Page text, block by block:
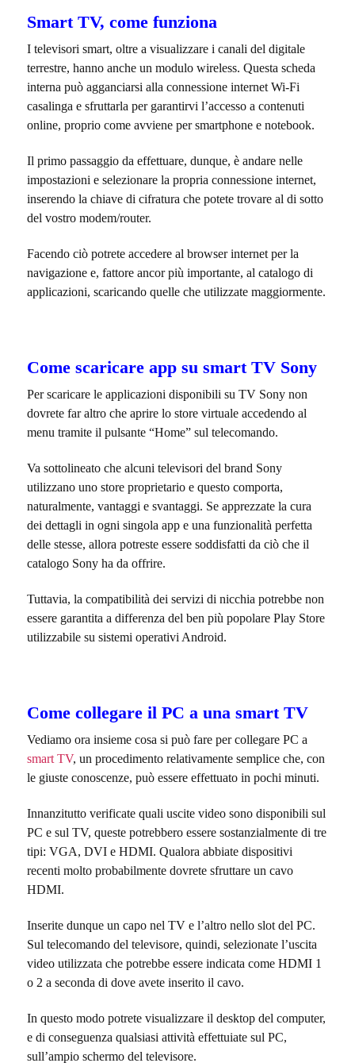
Smart TV, come funziona
I televisori smart, oltre a visualizzare i canali del digitale
terrestre, hanno anche un modulo wireless. Questa scheda
interna può agganciarsi alla connessione internet Wi-Fi
casalinga e sfruttarla per garantirvi l’accesso a contenuti
online, proprio come avviene per smartphone e notebook.
Il primo passaggio da effettuare, dunque, è andare nelle
impostazioni e selezionare la propria connessione internet,
inserendo la chiave di cifratura che potete trovare al di sotto
del vostro modem/router.
Facendo ciò potrete accedere al browser internet per la
navigazione e, fattore ancor più importante, al catalogo di
applicazioni, scaricando quelle che utilizzate maggiormente.
Come scaricare app su smart TV Sony
Per scaricare le applicazioni disponibili su TV Sony non
dovrete far altro che aprire lo store virtuale accedendo al
menu tramite il pulsante “Home” sul telecomando.
Va sottolineato che alcuni televisori del brand Sony
utilizzano uno store proprietario e questo comporta,
naturalmente, vantaggi e svantaggi. Se apprezzate la cura
dei dettagli in ogni singola app e una funzionalità perfetta
delle stesse, allora potreste essere soddisfatti da ciò che il
catalogo Sony ha da offrire.
Tuttavia, la compatibilità dei servizi di nicchia potrebbe non
essere garantita a differenza del ben più popolare Play Store
utilizzabile su sistemi operativi Android.
Come collegare il PC a una smart TV
Vediamo ora insieme cosa si può fare per collegare PC a
smart TV, un procedimento relativamente semplice che, con
le giuste conoscenze, può essere effettuato in pochi minuti.
Innanzitutto verificate quali uscite video sono disponibili sul
PC e sul TV, queste potrebbero essere sostanzialmente di tre
tipi: VGA, DVI e HDMI. Qualora abbiate dispositivi
recenti molto probabilmente dovrete sfruttare un cavo
HDMI.
Inserite dunque un capo nel TV e l’altro nello slot del PC.
Sul telecomando del televisore, quindi, selezionate l’uscita
video utilizzata che potrebbe essere indicata come HDMI 1
o 2 a seconda di dove avete inserito il cavo.
In questo modo potrete visualizzare il desktop del computer,
e di conseguenza qualsiasi attività effettuiate sul PC,
sull’ampio schermo del televisore.